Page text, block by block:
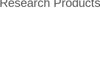
Research Products